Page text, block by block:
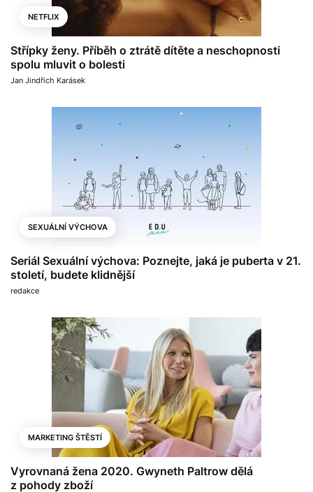
NETFLIX
Střípky ženy. Příběh o ztrátě dítěte a neschopnosti
spolu mluvit o bolesti
Jan Jindřich Karásek
SEXUÁLNÍ VÝCHOVA
Seriál Sexuální výchova: Poznejte, jaká je puberta v 21.
století, budete klidnější
redakce
MARKETING ŠTĚSTÍ
Vyrovnaná žena 2020. Gwyneth Paltrow dělá
z pohody zboží